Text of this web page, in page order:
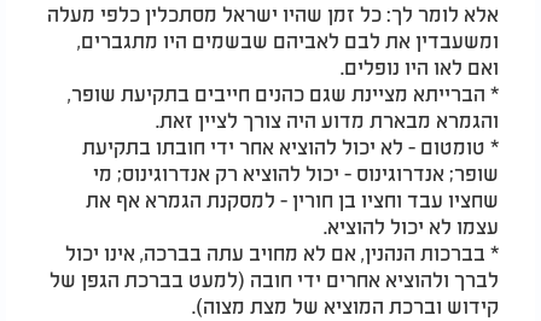
אלא לומר לך: כל זמן שהיו ישראל מסתכלין כלפי מעלה
ומשעבדין את לבם לאביהם שבשמים היו מתגברים,
ואם לאו היו נופלים.
* הברייתא מציינת שגם כהנים חייבים בתקיעת שופר,
והגמרא מבארת מדוע היה צורך לציין זאת.
* טומטום - לא יכול להוציא אחר ידי חובתו בתקיעת
שופר; אנדרוגינוס - יכול להוציא רק אנדרוגינוס; מי
שחציו עבד וחציו בן חורין - למסקנת הגמרא אף את
עצמו לא יכול להוציא.
* בברכות הנהנין, אם לא מחויב עתה בברכה, אינו יכול
לברך ולהוציא אחרים ידי חובה (למעט בברכת הגפן של
קידוש וברכת המוציא של מצת מצוה).